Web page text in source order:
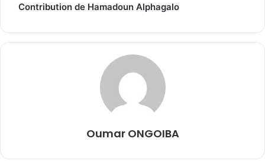
Contribution de Hamadoun Alphagalo
Oumar ONGOIBA